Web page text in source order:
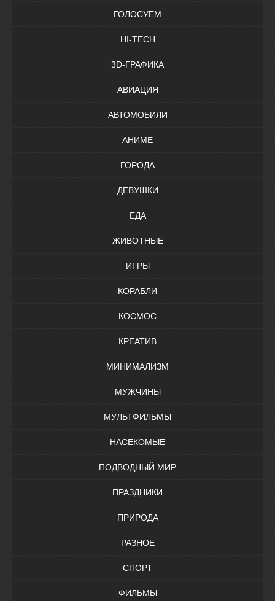
ГОЛОСУЕМ
HI-TECH
3D-ГРАФИКА
АВИАЦИЯ
АВТОМОБИЛИ
АНИМЕ
ГОРОДА
ДЕВУШКИ
ЕДА
ЖИВОТНЫЕ
ИГРЫ
КОРАБЛИ
КОСМОС
КРЕАТИВ
МИНИМАЛИЗМ
МУЖЧИНЫ
МУЛЬТФИЛЬМЫ
НАСЕКОМЫЕ
ПОДВОДНЫЙ МИР
ПРАЗДНИКИ
ПРИРОДА
РАЗНОЕ
СПОРТ
ФИЛЬМЫ